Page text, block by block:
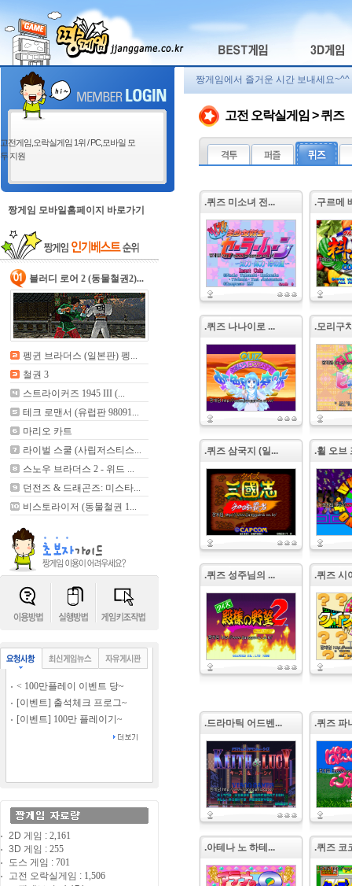
고전게임,오락실게임 1위 / PC,모바일 모
두 지원
짱게임 모바일홈페이지 바로가기
블러디 로어 2 (동물철권2)...
펭귄 브라더스 (일본판) 펭...
철권 3
스트라이커즈 1945 III (...
테크 로맨서 (유럽판 98091...
마리오 카트
라이벌 스쿨 (사립저스티스...
스노우 브라더스 2 - 위드 ...
던전즈 & 드래곤즈: 미스타...
비스토라이저 (동물철권 1...
< 100만플레이 이벤트 당~
[이벤트] 출석체크 프로그~
[이벤트] 100만 플레이기~
2D 게임 : 2,161
3D 게임 : 255
도스 게임 : 701
고전 오락실게임 : 1,506
짱게임에서 즐거운 시간 보내세요~^^
고전 오락실게임 > 퀴즈
.퀴즈 미소녀 전... .구르메
.퀴즈 나나이로 ... .모리구
.퀴즈 삼국지 (일... .휠 오브
.퀴즈 성주님의 ... .퀴즈 시
.드라마틱 어드벤... .퀴즈 파
.아테나 노 하테... .퀴즈 코